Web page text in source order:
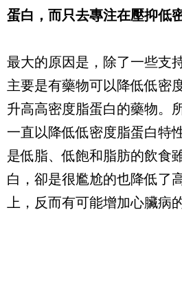
蛋白，而只去專注在壓抑低
最大的原因是，除了一些支
主要是有藥物可以降低低密
升高高密度脂蛋白的藥物。
一直以降低低密度脂蛋白特
是低脂、低飽和脂肪的飲食
白，卻是很尷尬的也降低了
上，反而有可能增加心臟病